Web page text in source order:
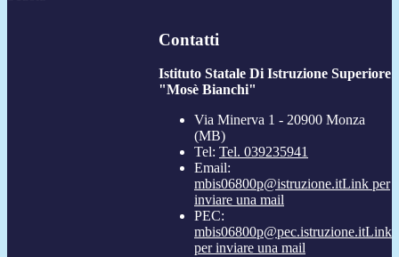
Contatti
Istituto Statale Di Istruzione Superiore
"Mosè Bianchi"
Via Minerva 1 - 20900 Monza
(MB)
Tel: Tel. 039235941
Email:
mbis06800p@istruzione.itLink per
inviare una mail
PEC:
mbis06800p@pec.istruzione.itLink
per inviare una mail